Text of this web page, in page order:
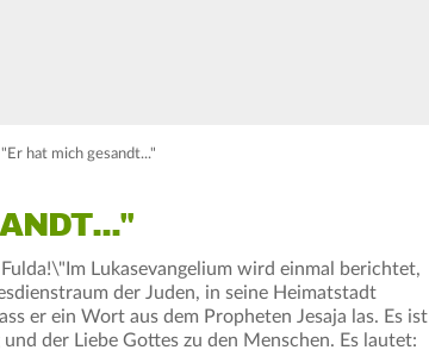
hat mich gesandt..."
Lukasevangelium wird einmal berichtet,
der Juden, in seine Heimatstadt
er ein Wort aus dem Propheten Jesaja las. Es ist
der Liebe Gottes zu den Menschen. Es lautet: